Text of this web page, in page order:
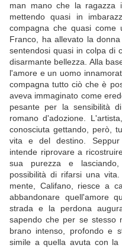
man mano che la
mettendo quasi in
compagna che quasi come
Franco, ha allevato la
sentendosi quasi in colpa di
disarmante bellezza. Alla
l'amore e un uomo
compagna tutto ciò che è
aveva immaginato come
pesante per la sensibilità
romano d'adozione.
conosciuta gettando, però,
vita e del destino. Seppur
intende riprovare a
sua purezza e
possibilità di rifarsi una
mente, Califano, riesce a
abbandonare quell'amore
strada e la perdona
sapendo che per se stesso
brano intenso, profondo e
simile a quella avuta con